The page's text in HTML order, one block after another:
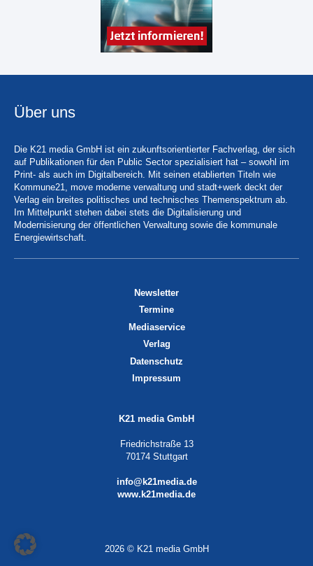
Über uns
Die K21 media GmbH ist ein zukunftsorientierter Fachverlag, der sich
auf Publikationen für den Public Sector spezialisiert hat – sowohl im
Print- als auch im Digitalbereich. Mit seinen etablierten Titeln wie
Kommune21, move moderne verwaltung und stadt+werk deckt der
Verlag ein breites politisches und technisches Themenspektrum ab.
Im Mittelpunkt stehen dabei stets die Digitalisierung und
Modernisierung der öffentlichen Verwaltung sowie die kommunale
Energiewirtschaft.
Newsletter
Termine
Mediaservice
Verlag
Datenschutz
Impressum
K21 media GmbH
Friedrichstraße 13
70174 Stuttgart
info@k21media.de
www.k21media.de
2026 © K21 media GmbH